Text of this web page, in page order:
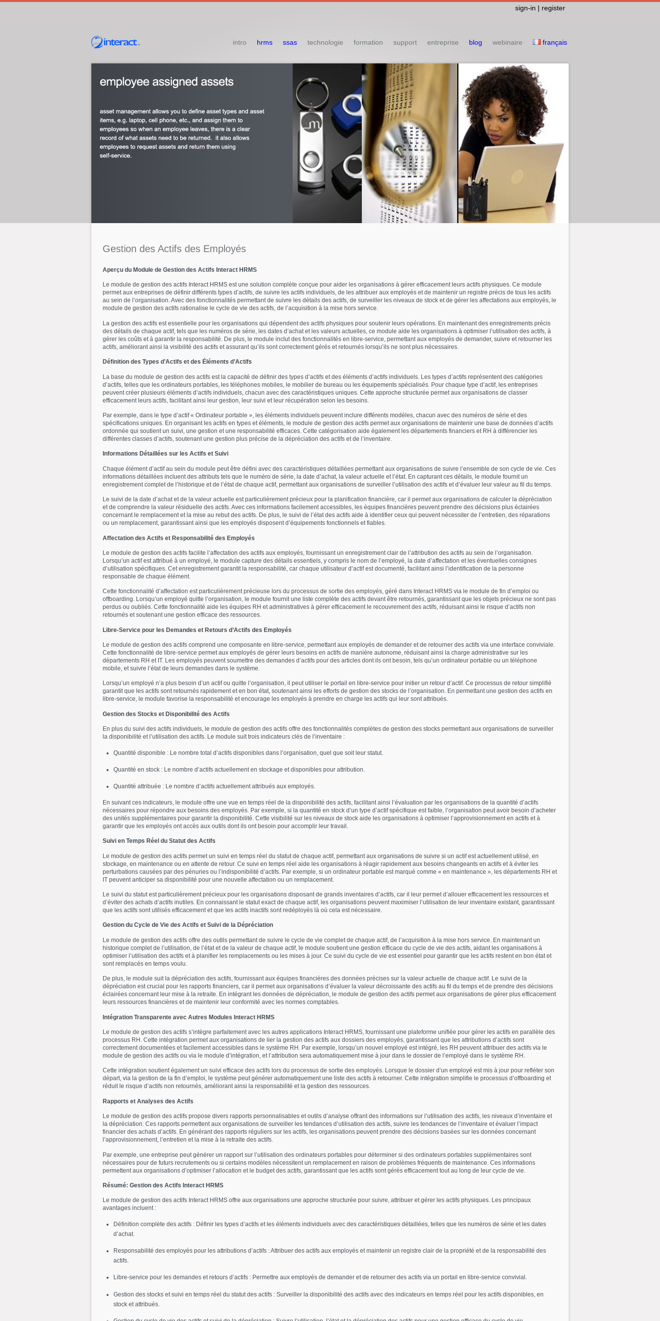
sign-in | register
intro hrms ssas technologie formation support entreprise blog webinaire français
Gestion des Actifs des Employés
Aperçu du Module de Gestion des Actifs Interact HRMS
Le module de gestion des actifs Interact HRMS est une solution complète conçue pour aider les organisations à gérer efficacement leurs actifs physiques. Ce module
permet aux entreprises de définir différents types d’actifs, de suivre les actifs individuels, de les attribuer aux employés et de maintenir un registre précis de tous les actifs
au sein de l’organisation. Avec des fonctionnalités permettant de suivre les détails des actifs, de surveiller les niveaux de stock et de gérer les affectations aux employés, le
module de gestion des actifs rationalise le cycle de vie des actifs, de l’acquisition à la mise hors service.
La gestion des actifs est essentielle pour les organisations qui dépendent des actifs physiques pour soutenir leurs opérations. En maintenant des enregistrements précis
des détails de chaque actif, tels que les numéros de série, les dates d’achat et les valeurs actuelles, ce module aide les organisations à optimiser l’utilisation des actifs, à
gérer les coûts et à garantir la responsabilité. De plus, le module inclut des fonctionnalités en libre-service, permettant aux employés de demander, suivre et retourner les
actifs, améliorant ainsi la visibilité des actifs et assurant qu’ils sont correctement gérés et retournés lorsqu’ils ne sont plus nécessaires.
Définition des Types d’Actifs et des Éléments d’Actifs
La base du module de gestion des actifs est la capacité de définir des types d’actifs et des éléments d’actifs individuels. Les types d’actifs représentent des catégories
d’actifs, telles que les ordinateurs portables, les téléphones mobiles, le mobilier de bureau ou les équipements spécialisés. Pour chaque type d’actif, les entreprises
peuvent créer plusieurs éléments d’actifs individuels, chacun avec des caractéristiques uniques. Cette approche structurée permet aux organisations de classer
efficacement leurs actifs, facilitant ainsi leur gestion, leur suivi et leur récupération selon les besoins.
Par exemple, dans le type d’actif « Ordinateur portable », les éléments individuels peuvent inclure différents modèles, chacun avec des numéros de série et des
spécifications uniques. En organisant les actifs en types et éléments, le module de gestion des actifs permet aux organisations de maintenir une base de données d’actifs
ordonnée qui soutient un suivi, une gestion et une responsabilité efficaces. Cette catégorisation aide également les départements financiers et RH à différencier les
différentes classes d’actifs, soutenant une gestion plus précise de la dépréciation des actifs et de l’inventaire.
Informations Détaillées sur les Actifs et Suivi
Chaque élément d’actif au sein du module peut être défini avec des caractéristiques détaillées permettant aux organisations de suivre l’ensemble de son cycle de vie. Ces
informations détaillées incluent des attributs tels que le numéro de série, la date d’achat, la valeur actuelle et l’état. En capturant ces détails, le module fournit un
enregistrement complet de l’historique et de l’état de chaque actif, permettant aux organisations de surveiller l’utilisation des actifs et d’évaluer leur valeur au fil du temps.
Le suivi de la date d’achat et de la valeur actuelle est particulièrement précieux pour la planification financière, car il permet aux organisations de calculer la dépréciation
et de comprendre la valeur résiduelle des actifs. Avec ces informations facilement accessibles, les équipes financières peuvent prendre des décisions plus éclairées
concernant le remplacement et la mise au rebut des actifs. De plus, le suivi de l’état des actifs aide à identifier ceux qui peuvent nécessiter de l’entretien, des réparations
ou un remplacement, garantissant ainsi que les employés disposent d’équipements fonctionnels et fiables.
Affectation des Actifs et Responsabilité des Employés
Le module de gestion des actifs facilite l’affectation des actifs aux employés, fournissant un enregistrement clair de l’attribution des actifs au sein de l’organisation.
Lorsqu’un actif est attribué à un employé, le module capture des détails essentiels, y compris le nom de l’employé, la date d’affectation et les éventuelles consignes
d’utilisation spécifiques. Cet enregistrement garantit la responsabilité, car chaque utilisateur d’actif est documenté, facilitant ainsi l’identification de la personne
responsable de chaque élément.
Cette fonctionnalité d’affectation est particulièrement précieuse lors du processus de sortie des employés, géré dans Interact HRMS via le module de fin d’emploi ou
offboarding. Lorsqu’un employé quitte l’organisation, le module fournit une liste complète des actifs devant être retournés, garantissant que les objets précieux ne sont pas
perdus ou oubliés. Cette fonctionnalité aide les équipes RH et administratives à gérer efficacement le recouvrement des actifs, réduisant ainsi le risque d’actifs non
retournés et soutenant une gestion efficace des ressources.
Libre-Service pour les Demandes et Retours d’Actifs des Employés
Le module de gestion des actifs comprend une composante en libre-service, permettant aux employés de demander et de retourner des actifs via une interface conviviale.
Cette fonctionnalité de libre-service permet aux employés de gérer leurs besoins en actifs de manière autonome, réduisant ainsi la charge administrative sur les
départements RH et IT. Les employés peuvent soumettre des demandes d’actifs pour des articles dont ils ont besoin, tels qu’un ordinateur portable ou un téléphone
mobile, et suivre l’état de leurs demandes dans le système.
Lorsqu’un employé n’a plus besoin d’un actif ou quitte l’organisation, il peut utiliser le portail en libre-service pour initier un retour d’actif. Ce processus de retour simplifié
garantit que les actifs sont retournés rapidement et en bon état, soutenant ainsi les efforts de gestion des stocks de l’organisation. En permettant une gestion des actifs en
libre-service, le module favorise la responsabilité et encourage les employés à prendre en charge les actifs qui leur sont attribués.
Gestion des Stocks et Disponibilité des Actifs
En plus du suivi des actifs individuels, le module de gestion des actifs offre des fonctionnalités complètes de gestion des stocks permettant aux organisations de surveiller
la disponibilité et l’utilisation des actifs. Le module suit trois indicateurs clés de l’inventaire :
Quantité disponible : Le nombre total d’actifs disponibles dans l’organisation, quel que soit leur statut.
Quantité en stock : Le nombre d’actifs actuellement en stockage et disponibles pour attribution.
Quantité attribuée : Le nombre d’actifs actuellement attribués aux employés.
En suivant ces indicateurs, le module offre une vue en temps réel de la disponibilité des actifs, facilitant ainsi l’évaluation par les organisations de la quantité d’actifs
nécessaires pour répondre aux besoins des employés. Par exemple, si la quantité en stock d’un type d’actif spécifique est faible, l’organisation peut avoir besoin d’acheter
des unités supplémentaires pour garantir la disponibilité. Cette visibilité sur les niveaux de stock aide les organisations à optimiser l’approvisionnement en actifs et à
garantir que les employés ont accès aux outils dont ils ont besoin pour accomplir leur travail.
Suivi en Temps Réel du Statut des Actifs
Le module de gestion des actifs permet un suivi en temps réel du statut de chaque actif, permettant aux organisations de suivre si un actif est actuellement utilisé, en
stockage, en maintenance ou en attente de retour. Ce suivi en temps réel aide les organisations à réagir rapidement aux besoins changeants en actifs et à éviter les
perturbations causées par des pénuries ou l’indisponibilité d’actifs. Par exemple, si un ordinateur portable est marqué comme « en maintenance », les départements RH et
IT peuvent anticiper sa disponibilité pour une nouvelle affectation ou un remplacement.
Le suivi du statut est particulièrement précieux pour les organisations disposant de grands inventaires d’actifs, car il leur permet d’allouer efficacement les ressources et
d’éviter des achats d’actifs inutiles. En connaissant le statut exact de chaque actif, les organisations peuvent maximiser l’utilisation de leur inventaire existant, garantissant
que les actifs sont utilisés efficacement et que les actifs inactifs sont redéployés là où cela est nécessaire.
Gestion du Cycle de Vie des Actifs et Suivi de la Dépréciation
Le module de gestion des actifs offre des outils permettant de suivre le cycle de vie complet de chaque actif, de l’acquisition à la mise hors service. En maintenant un
historique complet de l’utilisation, de l’état et de la valeur de chaque actif, le module soutient une gestion efficace du cycle de vie des actifs, aidant les organisations à
optimiser l’utilisation des actifs et à planifier les remplacements ou les mises à jour. Ce suivi du cycle de vie est essentiel pour garantir que les actifs restent en bon état et
sont remplacés en temps voulu.
De plus, le module suit la dépréciation des actifs, fournissant aux équipes financières des données précises sur la valeur actuelle de chaque actif. Le suivi de la
dépréciation est crucial pour les rapports financiers, car il permet aux organisations d’évaluer la valeur décroissante des actifs au fil du temps et de prendre des décisions
éclairées concernant leur mise à la retraite. En intégrant les données de dépréciation, le module de gestion des actifs permet aux organisations de gérer plus efficacement
leurs ressources financières et de maintenir leur conformité avec les normes comptables.
Intégration Transparente avec Autres Modules Interact HRMS
Le module de gestion des actifs s’intègre parfaitement avec les autres applications Interact HRMS, fournissant une plateforme unifiée pour gérer les actifs en parallèle des
processus RH. Cette intégration permet aux organisations de lier la gestion des actifs aux dossiers des employés, garantissant que les attributions d’actifs sont
correctement documentées et facilement accessibles dans le système RH. Par exemple, lorsqu’un nouvel employé est intégré, les RH peuvent attribuer des actifs via le
module de gestion des actifs ou via le module d’intégration, et l’attribution sera automatiquement mise à jour dans le dossier de l’employé dans le système RH.
Cette intégration soutient également un suivi efficace des actifs lors du processus de sortie des employés. Lorsque le dossier d’un employé est mis à jour pour refléter son
départ, via la gestion de la fin d’emploi, le système peut générer automatiquement une liste des actifs à retourner. Cette intégration simplifie le processus d’offboarding et
réduit le risque d’actifs non retournés, améliorant ainsi la responsabilité et la gestion des ressources.
Rapports et Analyses des Actifs
Le module de gestion des actifs propose divers rapports personnalisables et outils d’analyse offrant des informations sur l’utilisation des actifs, les niveaux d’inventaire et
la dépréciation. Ces rapports permettent aux organisations de surveiller les tendances d’utilisation des actifs, suivre les tendances de l’inventaire et évaluer l’impact
financier des achats d’actifs. En générant des rapports réguliers sur les actifs, les organisations peuvent prendre des décisions basées sur les données concernant
l’approvisionnement, l’entretien et la mise à la retraite des actifs.
Par exemple, une entreprise peut générer un rapport sur l’utilisation des ordinateurs portables pour déterminer si des ordinateurs portables supplémentaires sont
nécessaires pour de futurs recrutements ou si certains modèles nécessitent un remplacement en raison de problèmes fréquents de maintenance. Ces informations
permettent aux organisations d’optimiser l’allocation et le budget des actifs, garantissant que les actifs sont gérés efficacement tout au long de leur cycle de vie.
Résumé: Gestion des Actifs Interact HRMS
Le module de gestion des actifs Interact HRMS offre aux organisations une approche structurée pour suivre, attribuer et gérer les actifs physiques. Les principaux
avantages incluent :
Définition complète des actifs : Définir les types d’actifs et les éléments individuels avec des caractéristiques détaillées, telles que les numéros de série et les dates
d’achat.
Responsabilité des employés pour les attributions d’actifs : Attribuer des actifs aux employés et maintenir un registre clair de la propriété et de la responsabilité des
actifs.
Libre-service pour les demandes et retours d’actifs : Permettre aux employés de demander et de retourner des actifs via un portail en libre-service convivial.
Gestion des stocks et suivi en temps réel du statut des actifs : Surveiller la disponibilité des actifs avec des indicateurs en temps réel pour les actifs disponibles, en
stock et attribués.